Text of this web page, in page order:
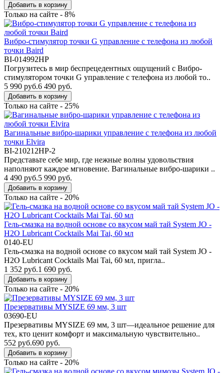
Добавить в корзину
Только на сайте - 8%
Вибро-стимулятор точки G управление с телефона из любой
точки Baird
BI-014992HP
Погрузитесь в мир беспрецедентных ощущений с Вибро-
стимулятором точки G управление с телефона из любой то..
5 990 руб.6 490 руб.
Добавить в корзину
Только на сайте - 25%
Вагинальные вибро-шарики управление с телефона из любой
точки Elvira
BI-210212HP-2
Представьте себе мир, где нежные волны удовольствия
наполняют каждое мгновение. Вагинальные вибро-шарики ..
4 490 руб.5 990 руб.
Добавить в корзину
Только на сайте - 20%
Гель-смазка на водной основе со вкусом май тай System JO -
H2O Lubricant Cocktails Mai Tai, 60 мл
0140-EU
Гель-смазка на водной основе со вкусом май тай System JO -
H2O Lubricant Cocktails Mai Tai, 60 мл, пригла..
1 352 руб.1 690 руб.
Добавить в корзину
Только на сайте - 20%
Презервативы MYSIZE 69 мм, 3 шт
03690-EU
Презервативы MYSIZE 69 мм, 3 шт—идеальное решение для
тех, кто ценит комфорт и максимальную чувствительно..
552 руб.690 руб.
Добавить в корзину
Только на сайте - 20%